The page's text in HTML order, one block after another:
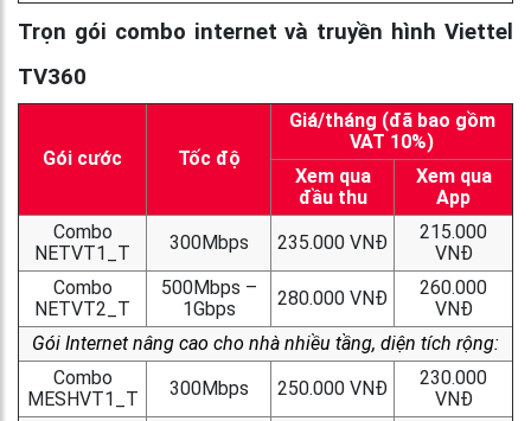
Trọn gói combo internet và truyền hình Viettel
TV360
Gói cước Tốc độ
Giá/tháng (đã bao gồm
VAT 10%)
Xem qua
đầu thu
Xem qua
App
Combo
NETVT1_T
300Mbps 235.000 VNĐ
215.000
VNĐ
Combo
NETVT2_T
500Mbps –
1Gbps
280.000 VNĐ
260.000
VNĐ
Gói Internet nâng cao cho nhà nhiều tầng, diện tích rộng:
Combo
MESHVT1_T
300Mbps 250.000 VNĐ
230.000
VNĐ